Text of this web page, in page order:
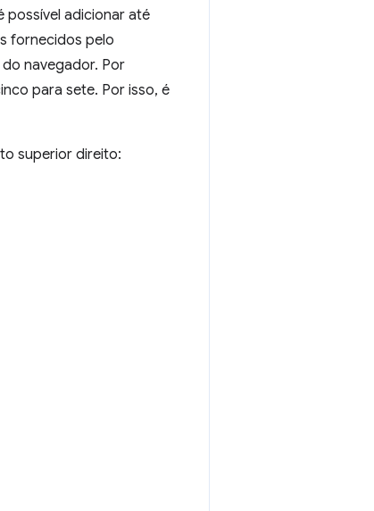
possível adicionar até
fornecidos pelo
navegador. Por
para sete. Por isso, é
superior direito: